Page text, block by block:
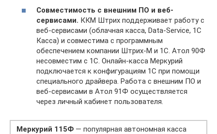
Совместимость с внешним ПО и веб-
сервисами. ККМ Штрих поддерживает работу с
веб-сервисами (облачная касса, Data-Service, 1С
Касса) и совместима с программным
обеспечением компании Штрих-М и 1С. Атол 90Ф
несовместим с 1С. Онлайн-касса Меркурий
подключается к конфигурациям 1С при помощи
специального драйвера. Работа с внешним ПО и
веб-сервисами в Атол 91Ф осуществляется
через личный кабинет пользователя.
Меркурий 115Ф — популярная автономная касса